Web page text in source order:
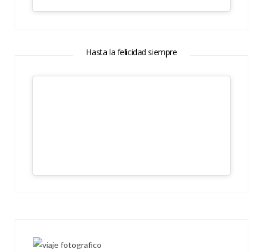
Hasta la felicidad siempre